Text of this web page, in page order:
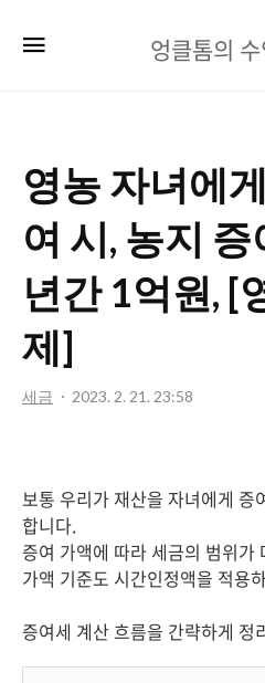
수
엉클톰의
영농 자녀에
여 시, 농지
년간 1억원, [
제]
세금 2023. 2. 21. 23:58
보통 우리가 재산을 자녀에게 증
합니다.
증여 가액에 따라 세금의 범위가
가액 기준도 시간인정액을 적용
증여세 계산 흐름을 간략하게 정